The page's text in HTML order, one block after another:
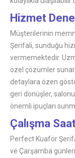
Hizmet
Müşterilerinin
Şerifali, sunduğu
vermemektedir.
özel çözümler
detaylara özen
geri dönüşler,
önemli ipuçları
Çalışma
Perfect Kuaför
ve Çarşamba